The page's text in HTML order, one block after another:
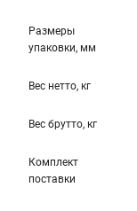
Размеры
упаковки, мм
Вес нетто, кг
Вес брутто, кг
Комплект
поставки